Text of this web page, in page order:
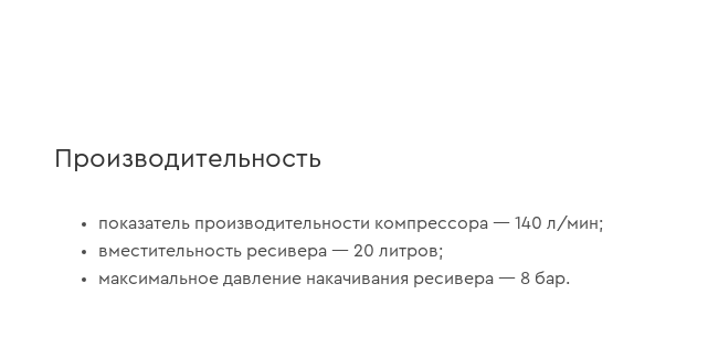
Производительность
показатель производительности компрессора — 140 л/мин;
вместительность ресивера — 20 литров;
максимальное давление накачивания ресивера — 8 бар.